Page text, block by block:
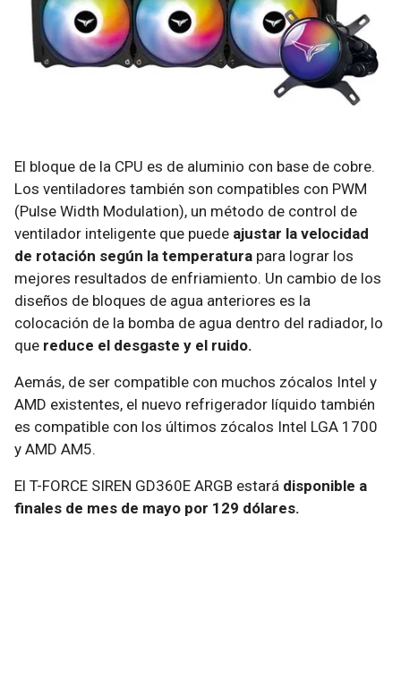
El bloque de la CPU es de aluminio con base de cobre.
Los ventiladores también son compatibles con PWM
(Pulse Width Modulation), un método de control de
ventilador inteligente que puede ajustar la velocidad
de rotación según la temperatura para lograr los
mejores resultados de enfriamiento. Un cambio de los
diseños de bloques de agua anteriores es la
colocación de la bomba de agua dentro del radiador, lo
que reduce el desgaste y el ruido.
Aemás, de ser compatible con muchos zócalos Intel y
AMD existentes, el nuevo refrigerador líquido también
es compatible con los últimos zócalos Intel LGA 1700
y AMD AM5.
El T-FORCE SIREN GD360E ARGB estará disponible a
finales de mes de mayo por 129 dólares.